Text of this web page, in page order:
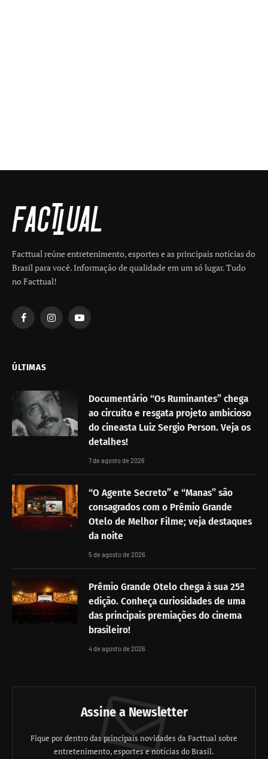
Facttual reúne entretenimento, esportes e as principais notícias do
Brasil para você. Informação de qualidade em um só lugar. Tudo
no Facttual!
FacebookInstagramYouTube
ÚLTIMAS
Documentário “Os Ruminantes” chega
ao circuito e resgata projeto ambicioso
do cineasta Luiz Sergio Person. Veja os
detalhes!
7 de agosto de 2026
“O Agente Secreto” e “Manas” são
consagrados com o Prêmio Grande
Otelo de Melhor Filme; veja destaques
da noite
5 de agosto de 2026
Prêmio Grande Otelo chega à sua 25ª
edição. Conheça curiosidades de uma
das principais premiações do cinema
brasileiro!
4 de agosto de 2026
Assine a Newsletter
Fique por dentro das principais novidades da Facttual sobre
entretenimento, esportes e notícias do Brasil.